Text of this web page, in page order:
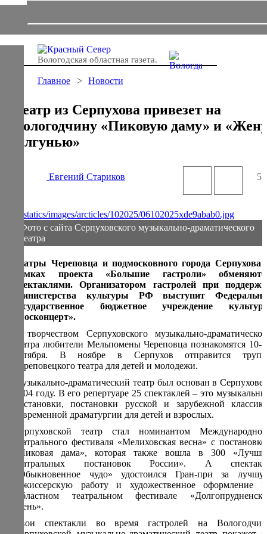
Вологодская областная газета.
Главное Новости
Театр из Серпухова привезет на
Вологодчину «Пиковую даму» и
– лгунью»
Евгений Стариков
Фото с сайта Серпуховского музыкально-драматического
театра
Театры Череповца и подмосковного города Серпухова
рамках проекта «Большие гастроли»
спектаклями. Организатором гастролей при
Министерства культуры РФ выступит
государственное бюджетное учреждение
«Росконцерт».
С творчеством Серпуховского музыкально-
театра любители Мельпомены Череповца познакомятся 10-
октября. В ноябре в Серпухов отправится
Череповецкого театра для детей и молодежи.
Музыкально-драматический театр был основан в Серпухове
2004 году. В его репертуаре 25 спектаклей – это
постановки, постановки русской и зарубежной
современной драматургии для детей и взрослых.
Серпуховской театр стал номинантом
театрального фестиваля «Мелиховская весна» с
«Пиковая дама», которая также вошла в 300
театральных постановок России». А
«Обыкновенное чудо» удостоился Гран-при за
режиссерскую работу и художественное оформление
Областном театральном фестивале
осень».
Свои спектакли во время гастролей на